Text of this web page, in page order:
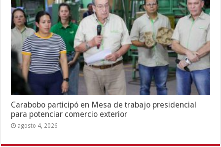
Carabobo participó en Mesa de trabajo presidencial
para potenciar comercio exterior
agosto 4, 2026